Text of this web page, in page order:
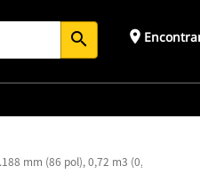
search place
mm (86 pol), 0,72 m3 (0,9 yd3)